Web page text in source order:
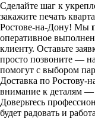
Сделайте шаг к
закажите печать
Ростове-на-Дону! Мы
оперативное
клиенту. Оставьте
просто позвоните —
помогут с выбором
Доставка по Ростову-
внимание к деталям —
Доверьтесь
будет радовать и